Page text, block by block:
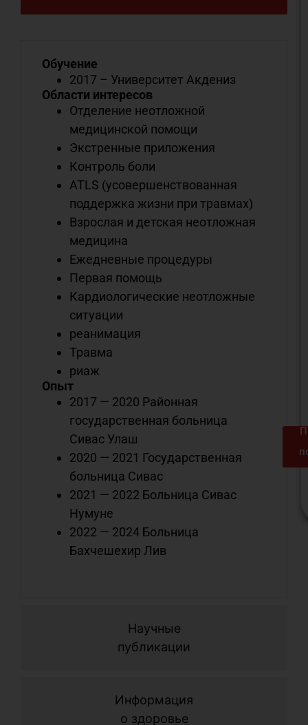
Научные
публикации
Информация
о здоровье
Обучение
2017 – Университет Акдениз
Области интересов
Отделение неотложной
медицинской помощи
Экстренные приложения
Контроль боли
ATLS (усовершенствованная
поддержка жизни при травмах)
Взрослая и детская неотложная
медицина
Ежедневные процедуры
Первая помощь
Кардиологические неотложные
ситуации
реанимация
Травма
риаж
Опыт
2017 — 2020 Районная
государственная больница
Сивас Улаш
2020 — 2021 Государственная
больница Сивас
2021 — 2022 Больница Сивас
Нумуне
2022 — 2024 Больница
Бахчешехир Лив